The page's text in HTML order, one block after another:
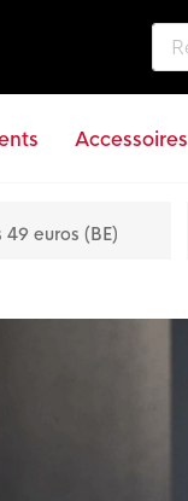
Accessoires
euros (BE)